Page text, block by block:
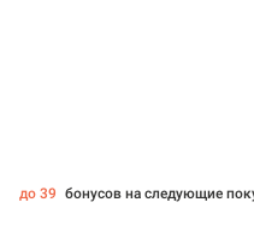
до 39 бонусов на следующие